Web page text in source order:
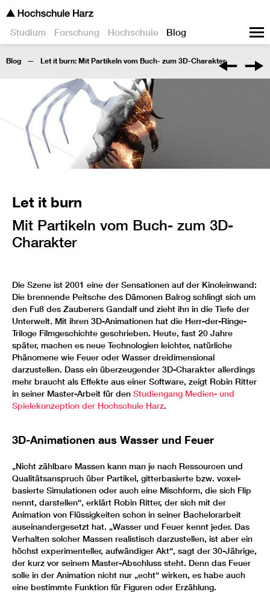
Studium Forschung Hochschule Blog
Blog Let it burn: Mit Partikeln vom Buch- zum 3D-Charakter
Let it burn
Mit Partikeln vom Buch- zum 3D-
Charakter
Die Szene ist 2001 eine der Sensationen auf der Kinoleinwand:
Die brennende Peitsche des Dämonen Balrog schlingt sich um
den Fuß des Zauberers Gandalf und zieht ihn in die Tiefe der
Unterwelt. Mit ihren 3D-Animationen hat die Herr-der-Ringe-
Triloge Filmgeschichte geschrieben. Heute, fast 20 Jahre
später, machen es neue Technologien leichter, natürliche
Phänomene wie Feuer oder Wasser dreidimensional
darzustellen. Dass ein überzeugender 3D-Charakter allerdings
mehr braucht als Effekte aus einer Software, zeigt Robin Ritter
in seiner Master-Arbeit für den Studiengang Medien- und
Spielekonzeption der Hochschule Harz.
3D-Animationen aus Wasser und Feuer
„Nicht zählbare Massen kann man je nach Ressourcen und
Qualitätsanspruch über Partikel, gitterbasierte bzw. voxel-
basierte Simulationen oder auch eine Mischform, die sich Flip
nennt, darstellen“, erklärt Robin Ritter, der sich mit der
Animation von Flüssigkeiten schon in seiner Bachelorarbeit
auseinandergesetzt hat. „Wasser und Feuer kennt jeder. Das
Verhalten solcher Massen realistisch darzustellen, ist aber ein
höchst experimenteller, aufwändiger Akt“, sagt der 30-Jährige,
der kurz vor seinem Master-Abschluss steht. Denn das Feuer
solle in der Animation nicht nur „echt“ wirken, es habe auch
eine bestimmte Funktion für Figuren oder Erzählung.